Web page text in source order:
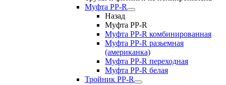
Муфта PP-R
Назад
Муфта PP-R
Муфта РР-R комбинированная
Муфта РР-R разьемная
(американка)
Муфта РР-R переходная
Муфта РР-R белая
Тройник PP-R